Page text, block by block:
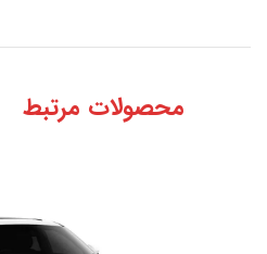
محصولات مرتبط